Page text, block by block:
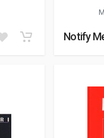
Notify